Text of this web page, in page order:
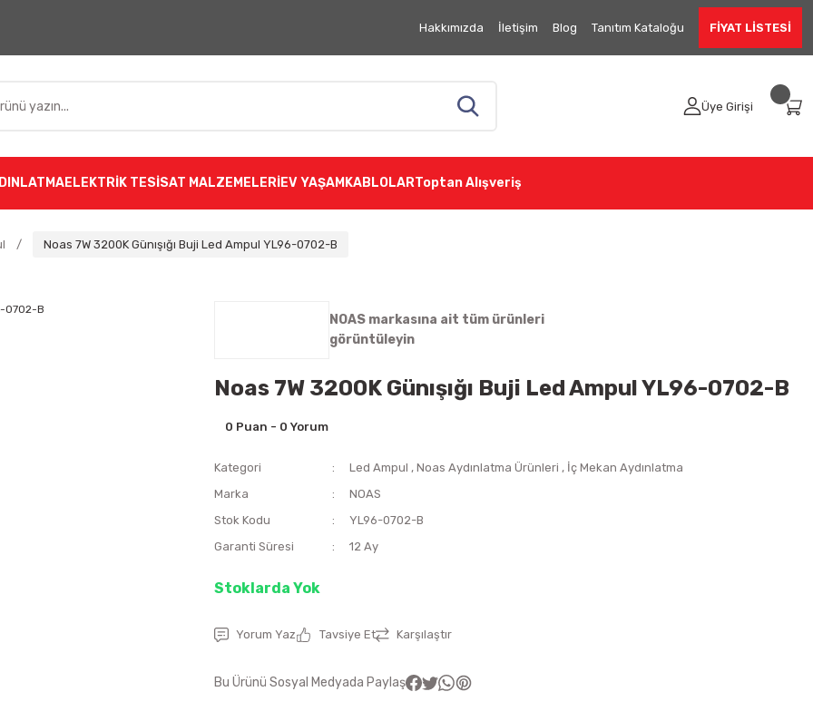
Hakkımızda İletişim Blog Tanıtım Kataloğu FİYAT LİSTESİ
Üye Girişi
ELEKTRİK TESİSAT MALZEMELERİEV YAŞAM KABLOLARToptan Alışveriş
Noas 7W 3200K Günışığı Buji Led Ampul YL96-0702-B
NOAS markasına ait tüm ürünleri
görüntüleyin
Noas 7W 3200K Günışığı Buji Led Ampul YL96-0702-B
0 Puan - 0 Yorum
Kategori Led Ampul , Noas Aydınlatma Ürünleri , İç Mekan Aydınlatma
Marka
NOAS
Stok Kodu
YL96-0702-B
Garanti Süresi
12 Ay
Stoklarda Yok
Yorum Yaz Tavsiye Et Karşılaştır
Bu Ürünü Sosyal Medyada Paylaş